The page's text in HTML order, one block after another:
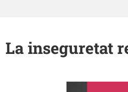
La inseguretat